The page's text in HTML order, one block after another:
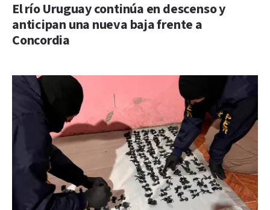
El río Uruguay continúa en descenso y
anticipan una nueva baja frente a
Concordia